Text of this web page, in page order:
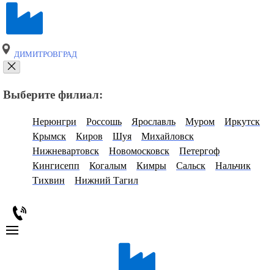
ДИМИТРОВГРАД
Выберите филиал:
Нерюнгри Россошь Ярославль Муром
Иркутск
Крымск
Киров Шуя
Михайловск
Нижневартовск
Новомосковск
Петергоф
Кингисепп
Когалым Кимры Сальск
Нальчик
Тихвин
Нижний Тагил